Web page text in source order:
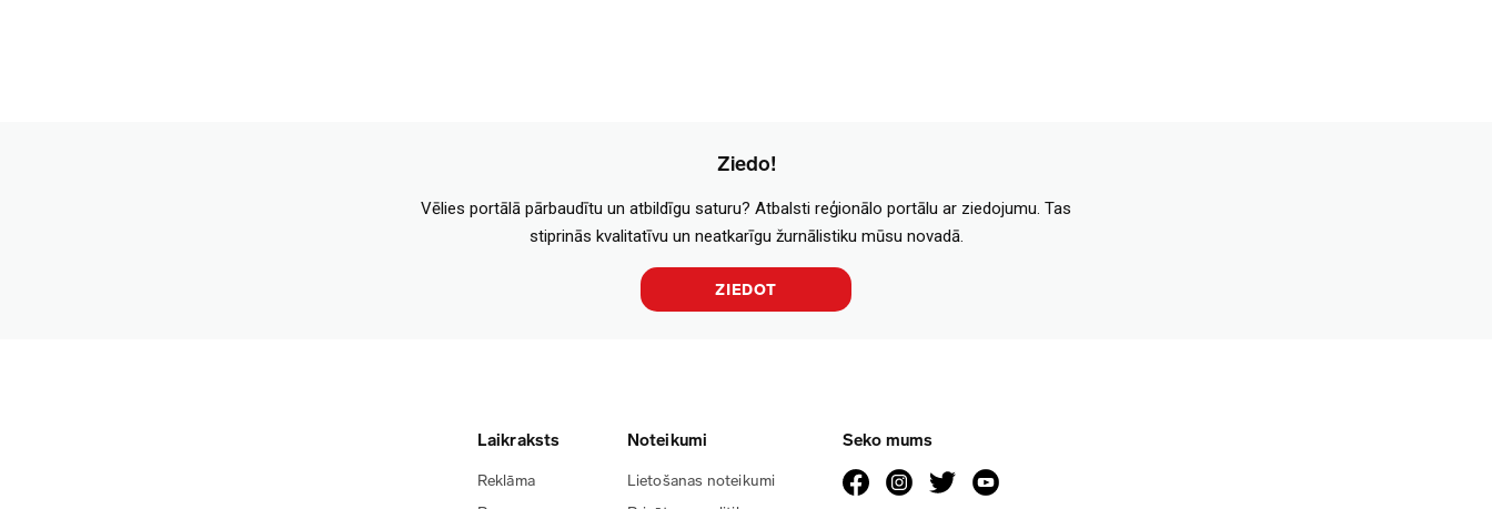
Ziedo!
Vēlies portālā pārbaudītu un atbildīgu saturu? Atbalsti reģionālo portālu ar ziedojumu. Tas
stiprinās kvalitatīvu un neatkarīgu žurnālistiku mūsu novadā.
ZIEDOT
Laikraksts
Reklāma
Noteikumi
Lietošanas noteikumi
Seko mums